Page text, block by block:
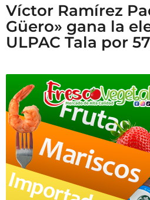
Víctor Ramírez
Güero» gana la
ULPAC Tala por